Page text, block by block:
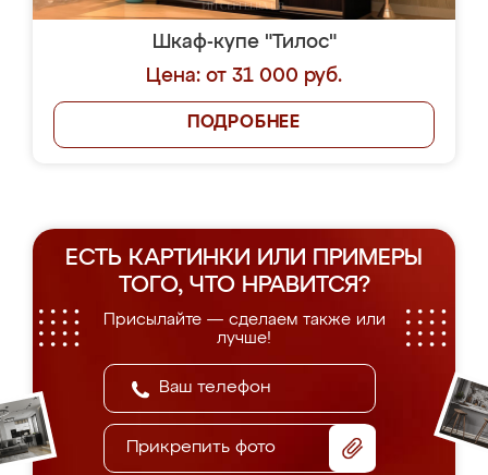
Шкаф-купе "Тилос"
Цена: от 31 000 руб.
ПОДРОБНЕЕ
ЕСТЬ КАРТИНКИ ИЛИ ПРИМЕРЫ
ТОГО, ЧТО НРАВИТСЯ?
Присылайте — сделаем также или
лучше!
Прикрепить фото